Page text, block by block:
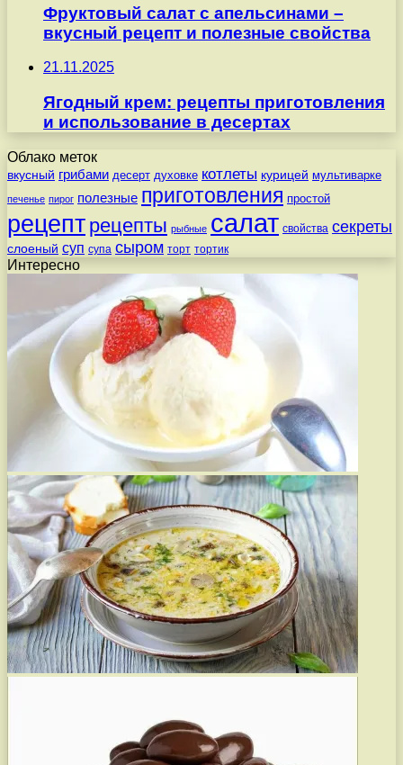
Фруктовый салат с апельсинами –
вкусный рецепт и полезные свойства
21.11.2025
Ягодный крем: рецепты приготовления
и использование в десертах
Облако меток
вкусный грибами десерт духовке котлеты курицей мультиварке
печенье пирог полезные приготовления простой
рецепт рецепты рыбные салат свойства секреты
слоеный суп супа сыром торт тортик
Интересно